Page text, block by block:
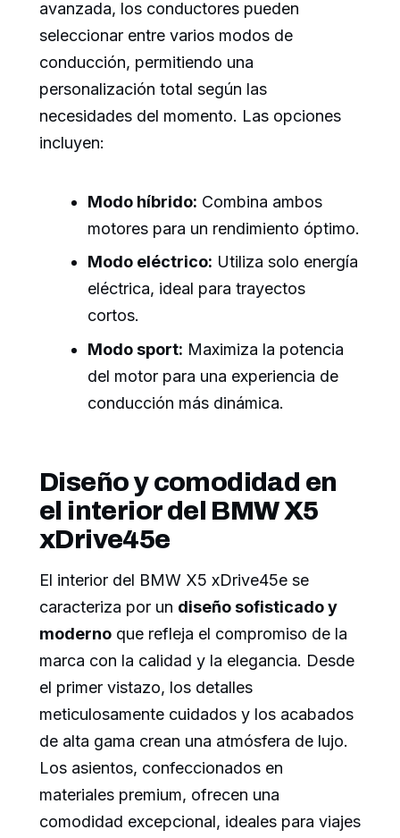
avanzada, los conductores pueden
seleccionar entre varios modos de
conducción, permitiendo una
personalización total según las
necesidades del momento. Las opciones
incluyen:
Modo híbrido: Combina ambos
motores para un rendimiento óptimo.
Modo eléctrico: Utiliza solo energía
eléctrica, ideal para trayectos
cortos.
Modo sport: Maximiza la potencia
del motor para una experiencia de
conducción más dinámica.
Diseño y comodidad en
el interior del BMW X5
xDrive45e
El interior del BMW X5 xDrive45e se
caracteriza por un diseño sofisticado y
moderno que refleja el compromiso de la
marca con la calidad y la elegancia. Desde
el primer vistazo, los detalles
meticulosamente cuidados y los acabados
de alta gama crean una atmósfera de lujo.
Los asientos, confeccionados en
materiales premium, ofrecen una
comodidad excepcional, ideales para viajes